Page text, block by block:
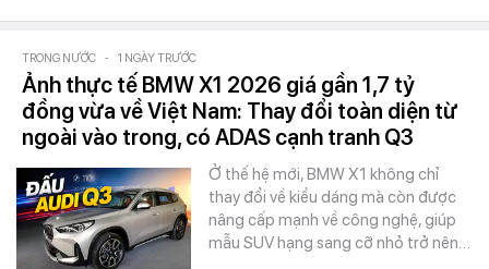
TRONG NƯỚC - 1 NGÀY TRƯỚC
Ảnh thực tế BMW X1 2026 giá gần 1,7 tỷ
đồng vừa về Việt Nam: Thay đổi toàn diện từ
ngoài vào trong, có ADAS cạnh tranh Q3
Ở thế hệ mới, BMW X1 không chỉ
thay đổi về kiểu dáng mà còn được
nâng cấp mạnh về công nghệ, giúp
mẫu SUV hạng sang cỡ nhỏ trở nên…